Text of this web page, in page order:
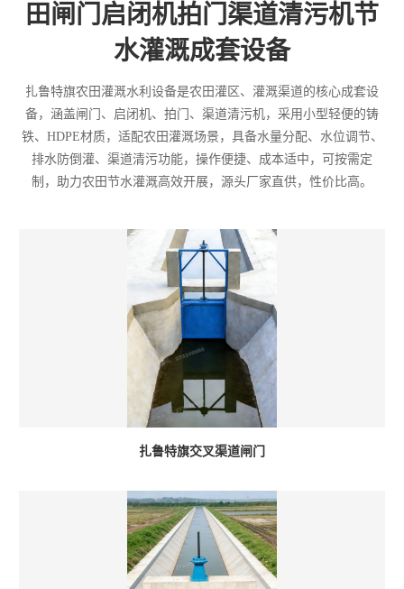
田闸门启闭机拍门渠道清污机节
水灌溉成套设备
扎鲁特旗农田灌溉水利设备是农田灌区、灌溉渠道的核心成套设
备，涵盖闸门、启闭机、拍门、渠道清污机，采用小型轻便的铸
铁、HDPE材质，适配农田灌溉场景，具备水量分配、水位调节、
排水防倒灌、渠道清污功能，操作便捷、成本适中，可按需定
制，助力农田节水灌溉高效开展，源头厂家直供，性价比高。
扎鲁特旗交叉渠道闸门